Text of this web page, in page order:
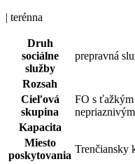
| terénna
Druh
sociálne
služby
prepravná
Rozsah
Cieľová
skupina
FO s
Kapacita
Miesto
poskytovania
Trenčiansky